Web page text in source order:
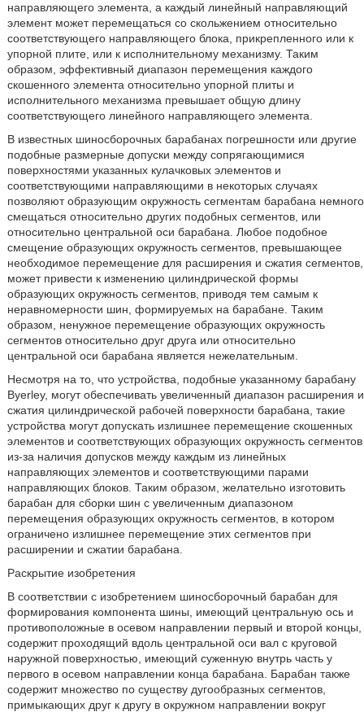
направляющего элемента, а каждый линейный направляющий
элемент может перемещаться со скольжением относительно
соответствующего направляющего блока, прикрепленного или к
упорной плите, или к исполнительному механизму. Таким
образом, эффективный диапазон перемещения каждого
скошенного элемента относительно упорной плиты и
исполнительного механизма превышает общую длину
соответствующего линейного направляющего элемента.
В известных шиносборочных барабанах погрешности или другие
подобные размерные допуски между сопрягающимися
поверхностями указанных кулачковых элементов и
соответствующими направляющими в некоторых случаях
позволяют образующим окружность сегментам барабана немного
смещаться относительно других подобных сегментов, или
относительно центральной оси барабана. Любое подобное
смещение образующих окружность сегментов, превышающее
необходимое перемещение для расширения и сжатия сегментов,
может привести к изменению цилиндрической формы
образующих окружность сегментов, приводя тем самым к
неравномерности шин, формируемых на барабане. Таким
образом, ненужное перемещение образующих окружность
сегментов относительно друг друга или относительно
центральной оси барабана является нежелательным.
Несмотря на то, что устройства, подобные указанному барабану
Byerley, могут обеспечивать увеличенный диапазон расширения и
сжатия цилиндрической рабочей поверхности барабана, такие
устройства могут допускать излишнее перемещение скошенных
элементов и соответствующих образующих окружность сегментов
из-за наличия допусков между каждым из линейных
направляющих элементов и соответствующими парами
направляющих блоков. Таким образом, желательно изготовить
барабан для сборки шин с увеличенным диапазоном
перемещения образующих окружность сегментов, в котором
ограничено излишнее перемещение этих сегментов при
расширении и сжатии барабана.
Раскрытие изобретения
В соответствии с изобретением шиносборочный барабан для
формирования компонента шины, имеющий центральную ось и
противоположные в осевом направлении первый и второй концы,
содержит проходящий вдоль центральной оси вал с круговой
наружной поверхностью, имеющий суженную внутрь часть у
первого в осевом направлении конца барабана. Барабан также
содержит множество по существу дугообразных сегментов,
примыкающих друг к другу в окружном направлении вокруг